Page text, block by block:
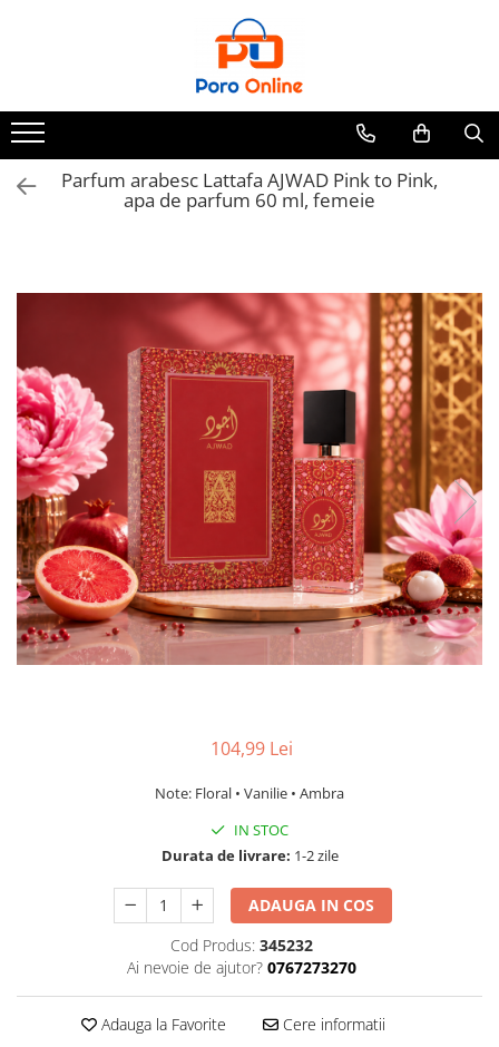
Al Absar
Parfum
Clone
Parfum Barbati
Parfum tip fiola
Parfum arabesc Lattafa AJWAD Pink to Pink,
apa de parfum 60 ml, femeie
104,99 Lei
Note: Floral • Vanilie • Ambra
IN STOC
Durata de livrare: 1-2 zile
ADAUGA IN COS
Cod Produs: 345232
Ai nevoie de ajutor? 0767273270
Adauga la Favorite Cere informatii